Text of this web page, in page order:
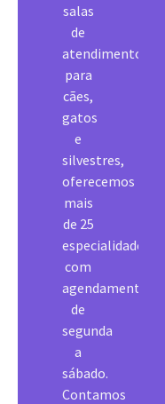
salas
de
atendimento
para
cães,
gatos
e
silvestres,
oferecemos
mais
de 25
especialidades,
com
agendamentos
de
segunda
a
sábado.
Contamos